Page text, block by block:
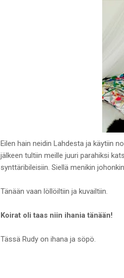
Eilen hain neidin Lahdesta ja käytiin
jälkeen tultiin meille juuri parahiksi
synttäribileisiin. Siellä menikin
Tänään vaan löllöiltiin ja kuvailtiin.
Koirat oli taas niin ihania tänään!
Tässä Rudy on ihana ja söpö.